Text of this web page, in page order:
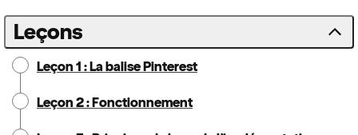
Leçons
Leçon 1 : La balise Pinterest
Leçon 2 : Fonctionnement